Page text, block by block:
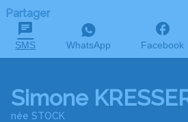
Partager
SMS WhatsApp Facebook
Simone
née STOCK